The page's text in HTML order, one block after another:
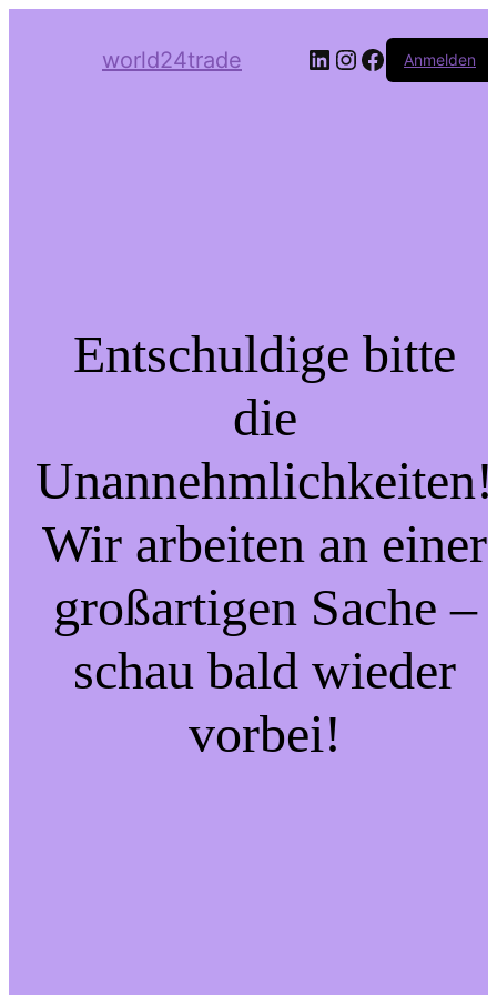
world24trade LinkedIn
Instagram
Facebook
Anmelden
Entschuldige bitte
die
Unannehmlichkeiten!
Wir arbeiten an einer
großartigen Sache –
schau bald wieder
vorbei!